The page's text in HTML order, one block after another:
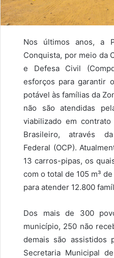
Nos últimos anos, a
Conquista, por meio da
e Defesa Civil
esforços para garantir
potável às famílias da
não são atendidas
viabilizado em
Brasileiro, através
Federal (OCP).
13 carros-pipas, os
com o total de 105 m³
para atender 12.800
Dos mais de 300
município, 250 não
demais são assistidos
Secretaria Municipal